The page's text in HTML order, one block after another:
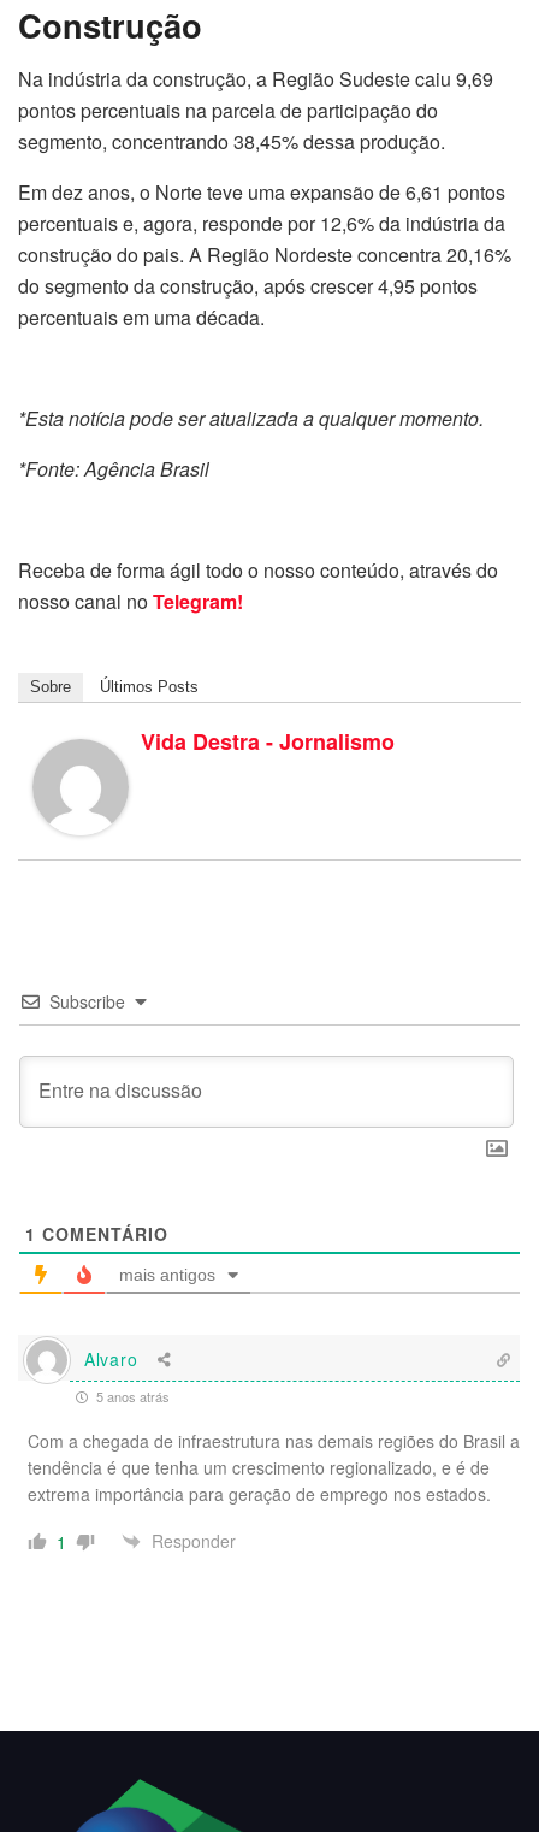
Construção
Na indústria da construção, a Região Sudeste caiu 9,69
pontos percentuais na parcela de participação do
segmento, concentrando 38,45% dessa produção.
Em dez anos, o Norte teve uma expansão de 6,61 pontos
percentuais e, agora, responde por 12,6% da indústria da
construção do pais. A Região Nordeste concentra 20,16%
do segmento da construção, após crescer 4,95 pontos
percentuais em uma década.
*Esta notícia pode ser atualizada a qualquer momento.
*Fonte: Agência Brasil
Receba de forma ágil todo o nosso conteúdo, através do
nosso canal noTelegram!
Sobre Últimos Posts
Vida Destra - Jornalismo
Subscribe
1 COMENTÁRIO
mais antigos
Alvaro
5 anos atrás
Com a chegada de infraestrutura nas demais regiões do Brasil a
tendência é que tenha um crescimento regionalizado, e é de
extrema importância para geração de emprego nos estados.
1
Responder